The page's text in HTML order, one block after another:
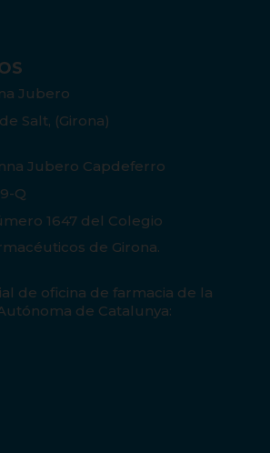
Jubero
Salt, (Girona)
Jubero Capdeferro
Q
1647 del Colegio
de Girona.
de oficina de farmacia de la
de Catalunya: